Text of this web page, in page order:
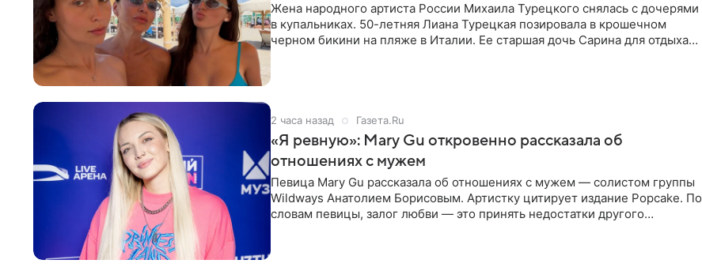
Жена народного артиста России Михаила Турецкого снялась с дочерями
в купальниках. 50-летняя Лиана Турецкая позировала в крошечном
черном бикини на пляже в Италии. Ее старшая дочь Сарина для отдыха
2 часа назад Газета.Ru
«Я ревную»: Mary Gu откровенно рассказала об
отношениях с мужем
Певица Mary Gu рассказала об отношениях с мужем — солистом группы
Wildways Анатолием Борисовым. Артистку цитирует издание Popcake. По
словам певицы, залог любви — это принять недостатки другого